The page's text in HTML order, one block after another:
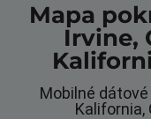
Mapa
Irvine,
Mobilné
Kalifornia,